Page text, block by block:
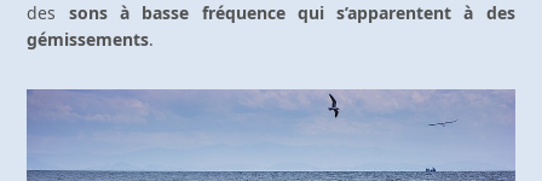
des sons à basse fréquence qui s’apparentent à des
gémissements.